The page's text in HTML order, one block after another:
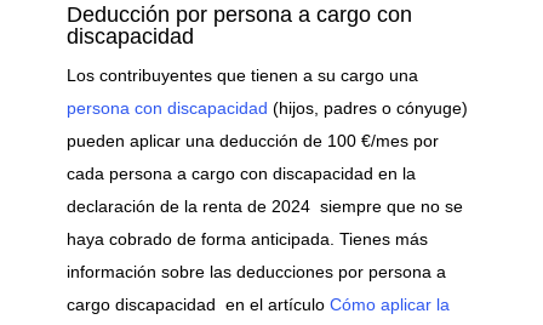
Deducción por persona a cargo con
discapacidad
Los contribuyentes que tienen a su cargo una
persona con discapacidad (hijos, padres o cónyuge)
pueden aplicar una deducción de 100 €/mes por
cada persona a cargo con discapacidad en la
declaración de la renta de 2024 siempre que no se
haya cobrado de forma anticipada. Tienes más
información sobre las deducciones por persona a
cargo discapacidad en el artículo Cómo aplicar la